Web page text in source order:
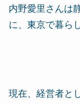
内野愛里さんは
に、東京で暮ら
現在、経営者と